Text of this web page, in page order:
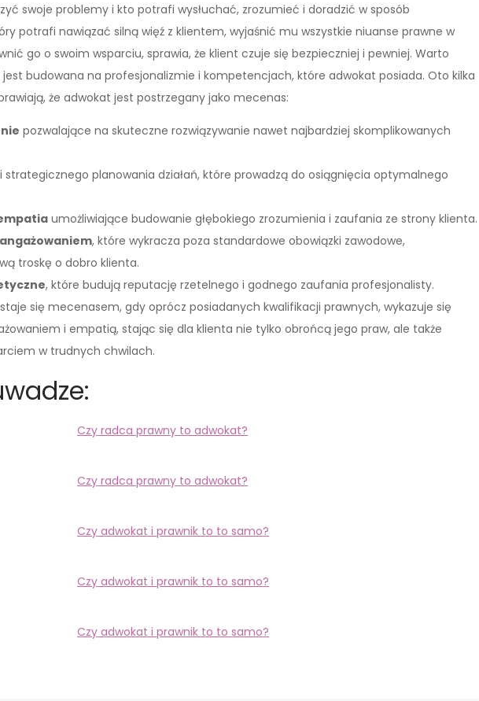
swoje problemy i kto potrafi wysłuchać, zrozumieć i doradzić w sposób
potrafi nawiązać silną więź z klientem, wyjaśnić mu wszystkie niuanse prawne w
go o swoim wsparciu, sprawia, że klient czuje się bezpieczniej i pewniej. Warto
budowana na profesjonalizmie i kompetencjach, które adwokat posiada. Oto kilka
że adwokat jest postrzegany jako mecenas:
pozwalające na skuteczne rozwiązywanie nawet najbardziej skomplikowanych
i strategicznego planowania działań, które prowadzą do osiągnięcia optymalnego
umożliwiające budowanie głębokiego zrozumienia i zaufania ze strony klienta.
, które wykracza poza standardowe obowiązki zawodowe,
troskę o dobro klienta.
, które budują reputację rzetelnego i godnego zaufania profesjonalisty.
się mecenasem, gdy oprócz posiadanych kwalifikacji prawnych, wykazuje się
i empatią, stając się dla klienta nie tylko obrońcą jego praw, ale także
w trudnych chwilach.
Czy radca prawny to adwokat?
Czy radca prawny to adwokat?
Czy adwokat i prawnik to to samo?
Czy adwokat i prawnik to to samo?
Czy adwokat i prawnik to to samo?